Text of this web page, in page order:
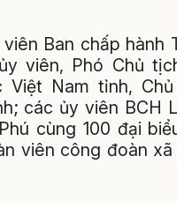
Ban chấp hành
viên, Phó Chủ
Việt Nam tỉnh, Chủ
các ủy viên BCH
cùng 100 đại
viên công đoàn xã